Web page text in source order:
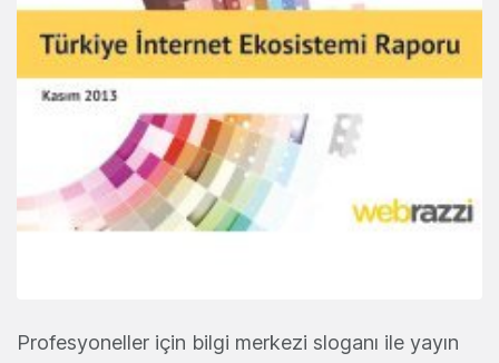
Profesyoneller için bilgi merkezi sloganı ile yayın